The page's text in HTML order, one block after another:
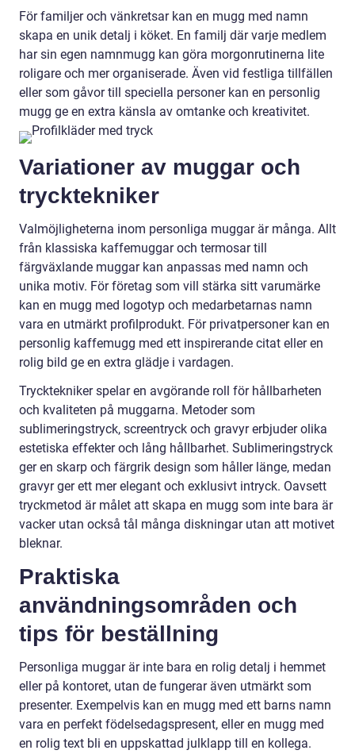
För familjer och vänkretsar kan en mugg med namn
skapa en unik detalj i köket. En familj där varje medlem
har sin egen namnmugg kan göra morgonrutinerna lite
roligare och mer organiserade. Även vid festliga tillfällen
eller som gåvor till speciella personer kan en personlig
mugg ge en extra känsla av omtanke och kreativitet.
Variationer av muggar och
trycktekniker
Valmöjligheterna inom personliga muggar är många. Allt
från klassiska kaffemuggar och termosar till
färgväxlande muggar kan anpassas med namn och
unika motiv. För företag som vill stärka sitt varumärke
kan en mugg med logotyp och medarbetarnas namn
vara en utmärkt profilprodukt. För privatpersoner kan en
personlig kaffemugg med ett inspirerande citat eller en
rolig bild ge en extra glädje i vardagen.
Trycktekniker spelar en avgörande roll för hållbarheten
och kvaliteten på muggarna. Metoder som
sublimeringstryck, screentryck och gravyr erbjuder olika
estetiska effekter och lång hållbarhet. Sublimeringstryck
ger en skarp och färgrik design som håller länge, medan
gravyr ger ett mer elegant och exklusivt intryck. Oavsett
tryckmetod är målet att skapa en mugg som inte bara är
vacker utan också tål många diskningar utan att motivet
bleknar.
Praktiska
användningsområden och
tips för beställning
Personliga muggar är inte bara en rolig detalj i hemmet
eller på kontoret, utan de fungerar även utmärkt som
presenter. Exempelvis kan en mugg med ett barns namn
vara en perfekt födelsedagspresent, eller en mugg med
en rolig text bli en uppskattad julklapp till en kollega.